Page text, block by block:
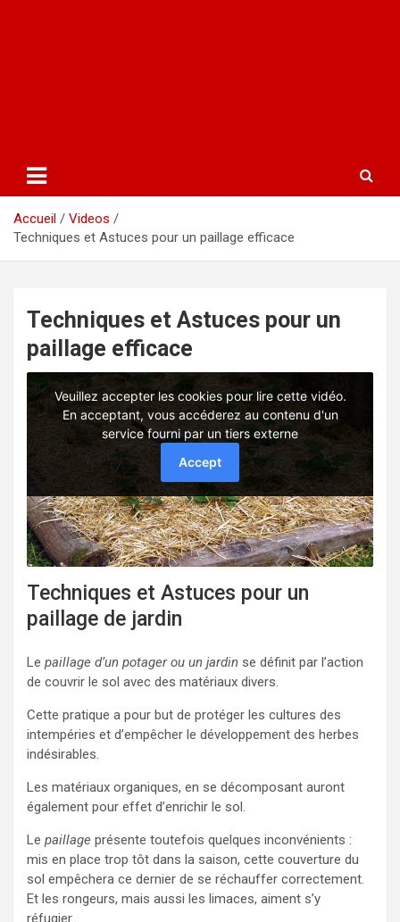
Accueil
Videos
Techniques et Astuces pour un paillage efficace
Techniques et Astuces pour un
paillage efficace
Techniques et Astuces pour un
paillage de jardin
Le paillage d’un potager ou un jardin se définit par l’action
de couvrir le sol avec des matériaux divers.
Cette pratique a pour but de protéger les cultures des
intempéries et d’empêcher le développement des herbes
indésirables.
Les matériaux organiques, en se décomposant auront
également pour effet d’enrichir le sol.
Le paillage présente toutefois quelques inconvénients :
mis en place trop tôt dans la saison, cette couverture du
sol empêchera ce dernier de se réchauffer correctement.
Et les rongeurs, mais aussi les limaces, aiment s’y
réfugier…